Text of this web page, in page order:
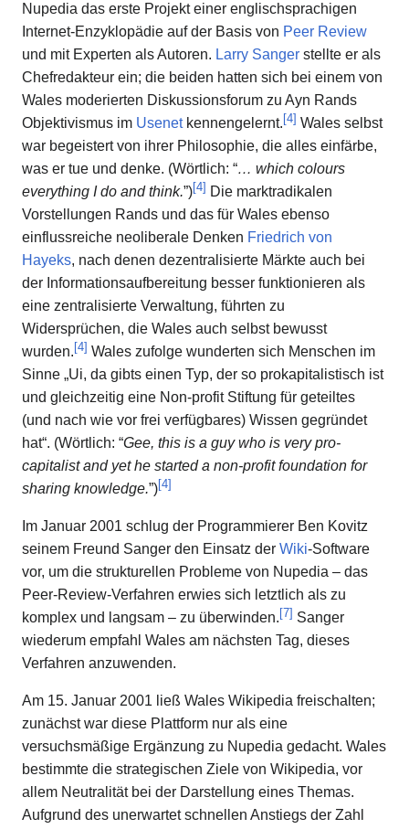
Nupedia das erste Projekt einer englischsprachigen
Internet-Enzyklopädie auf der Basis von Peer Review
und mit Experten als Autoren. Larry Sanger stellte er als
Chefredakteur ein; die beiden hatten sich bei einem von
Wales moderierten Diskussionsforum zu Ayn Rands
Objektivismus im Usenetkennengelernt. [4] Wales selbst
war begeistert von ihrer Philosophie, die alles einfärbe,
was er tue und denke. (Wörtlich: “… which colours
everything I do and think.”)[4] Die marktradikalen
Vorstellungen Rands und das für Wales ebenso
einflussreiche neoliberale Denken Friedrich von
Hayeks, nach denen dezentralisierte Märkte auch bei
der Informationsaufbereitung besser funktionieren als
eine zentralisierte Verwaltung, führten zu
Widersprüchen, die Wales auch selbst bewusst
wurden. [4] Wales zufolge wunderten sich Menschen im
Sinne „Ui, da gibts einen Typ, der so prokapitalistisch ist
und gleichzeitig eine Non-profit Stiftung für geteiltes
(und nach wie vor frei verfügbares) Wissen gegründet
hat“. (Wörtlich: “Gee, this is a guy who is very pro-
capitalist and yet he started a non-profit foundation for
sharing knowledge.”)[4]
Im Januar 2001 schlug der Programmierer Ben Kovitz
seinem Freund Sanger den Einsatz der Wiki-Software
vor, um die strukturellen Probleme von Nupedia – das
Peer-Review-Verfahren erwies sich letztlich als zu
komplex und langsam – zu überwinden. [7] Sanger
wiederum empfahl Wales am nächsten Tag, dieses
Verfahren anzuwenden.
Am 15. Januar 2001 ließ Wales Wikipedia freischalten;
zunächst war diese Plattform nur als eine
versuchsmäßige Ergänzung zu Nupedia gedacht. Wales
bestimmte die strategischen Ziele von Wikipedia, vor
allem Neutralität bei der Darstellung eines Themas.
Aufgrund des unerwartet schnellen Anstiegs der Zahl